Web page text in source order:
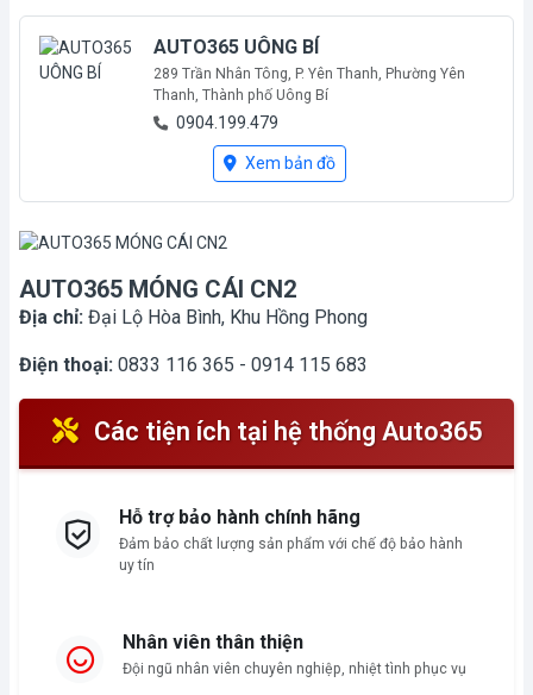
AUTO365 UÔNG BÍ
289 Trần Nhân Tông, P. Yên Thanh, Phường Yên
Thanh, Thành phố Uông Bí
0904.199.479
Xem bản đồ
AUTO365 MÓNG CÁI CN2
Địa chỉ: Đại Lộ Hòa Bình, Khu Hồng Phong
Điện thoại: 0833 116 365 - 0914 115 683
Các tiện ích tại hệ thống Auto365
Hỗ trợ bảo hành chính hãng
Đảm bảo chất lượng sản phẩm với chế độ bảo hành
uy tín
Nhân viên thân thiện
Đội ngũ nhân viên chuyên nghiệp, nhiệt tình phục vụ